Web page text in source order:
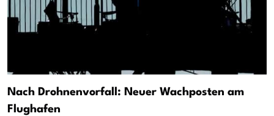
Nach Drohnenvorfall: Neuer Wachposten am
Flughafen